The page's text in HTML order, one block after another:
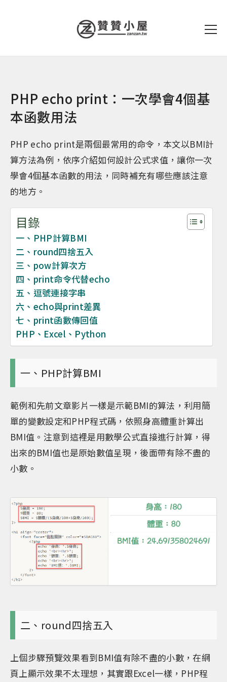
PHP echo print：一次學會4個基
本函數用法
PHP echo print是兩個最常用的命令，本文以BMI計
算方法為例，依序介紹如何設計公式求值，讓你一次
學會4個基本函數的用法，同時補充有哪些應該注意
的地方。
目錄
一、PHP計算BMI
二、round四捨五入
三、pow計算次方
四、print命令代替echo
五、逗號連接字串
六、echo與print差異
七、print函數傳回值
PHP、Excel、Python
一、PHP計算BMI
範例和先前文章影片一樣是示範BMI的算法，利用簡
單的變數設定和PHP程式碼，依照身高體重計算出
BMI值。注意到這裡是用數學公式直接進行計算，得
出來的BMI值也是原始數值呈現，後面帶有除不盡的
小數。
二、round四捨五入
上個步驟預覽效果看到BMI值有除不盡的小數，在網
頁上顯示效果不太理想，其實跟Excel一樣，PHP程